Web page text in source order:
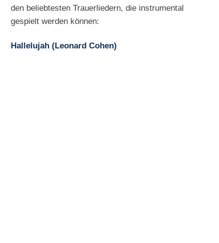
den beliebtesten Trauerliedern, die instrumental
gespielt werden können:
Hallelujah (Leonard Cohen)